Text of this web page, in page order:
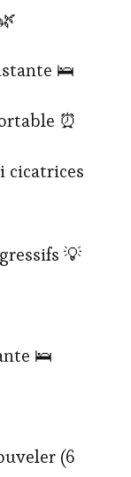
🛌
⏰
cicatrices
💡
🛌
(6